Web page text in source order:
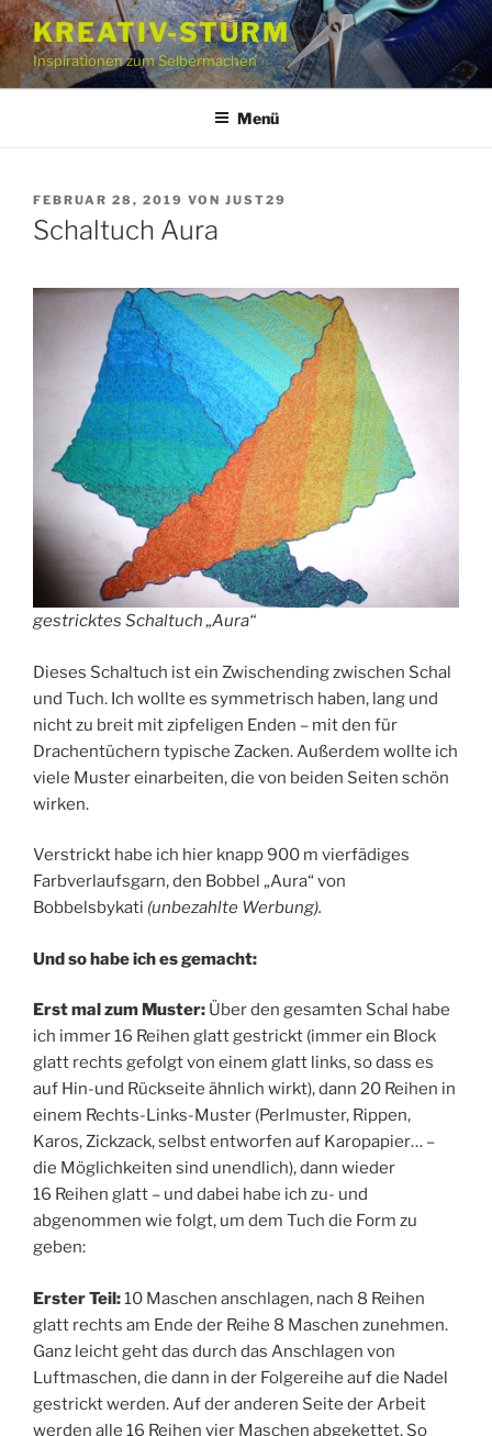
Zum
Inhalt
springen
KREATIV-STURM
Inspirationen zum Selbermachen
Menü
VERÖFFENTLICHT
AM
FEBRUAR 28, 2019 VON JUST29
Schaltuch Aura
gestricktes Schaltuch „Aura“
Dieses Schaltuch ist ein Zwischending zwischen Schal
und Tuch. Ich wollte es symmetrisch haben, lang und
nicht zu breit mit zipfeligen Enden – mit den für
Drachentüchern typische Zacken. Außerdem wollte ich
viele Muster einarbeiten, die von beiden Seiten schön
wirken.
Verstrickt habe ich hier knapp 900 m vierfädiges
Farbverlaufsgarn, den Bobbel „Aura“ von
Bobbelsbykati (unbezahlte Werbung).
Und so habe ich es gemacht:
Erst mal zum Muster: Über den gesamten Schal habe
ich immer 16 Reihen glatt gestrickt (immer ein Block
glatt rechts gefolgt von einem glatt links, so dass es
auf Hin-und Rückseite ähnlich wirkt), dann 20 Reihen in
einem Rechts-Links-Muster (Perlmuster, Rippen,
Karos, Zickzack, selbst entworfen auf Karopapier… –
die Möglichkeiten sind unendlich), dann wieder
16 Reihen glatt – und dabei habe ich zu- und
abgenommen wie folgt, um dem Tuch die Form zu
geben:
Erster Teil:10 Maschen anschlagen, nach 8 Reihen
glatt rechts am Ende der Reihe 8 Maschen zunehmen.
Ganz leicht geht das durch das Anschlagen von
Luftmaschen, die dann in der Folgereihe auf die Nadel
gestrickt werden. Auf der anderen Seite der Arbeit
werden alle 16 Reihen vier Maschen abgekettet. So